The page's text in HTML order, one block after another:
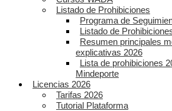
Listado de Prohibiciones
Programa de
Listado de
Resumen principales
explicativas 2026
Lista de prohibiciones
Mindeporte
Licencias 2026
Tarifas 2026
Tutorial Plataforma